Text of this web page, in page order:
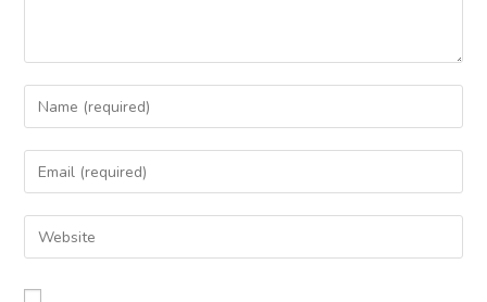
Enter
your
name
comment
Enter
your
email
address
Enter
your